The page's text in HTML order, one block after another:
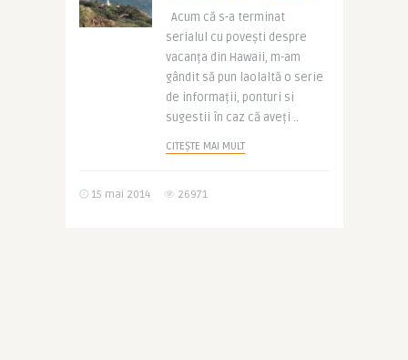
Acum că s-a terminat
serialul cu povești despre
vacanța din Hawaii, m-am
gândit să pun laolaltă o serie
de informații, ponturi si
sugestii în caz că aveți ..
CITEȘTE MAI MULT
15 mai 2014 26971